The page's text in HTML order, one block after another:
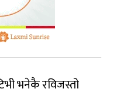
भनेकै रविजस्तो